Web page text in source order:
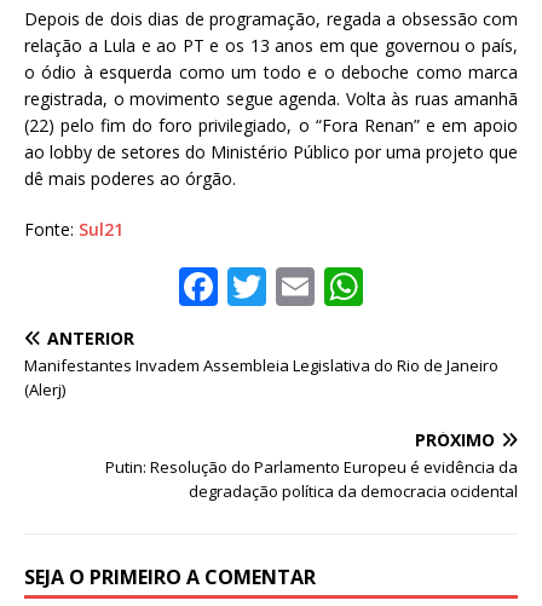
Depois de dois dias de programação, regada a obsessão com
relação a Lula e ao PT e os 13 anos em que governou o país,
o ódio à esquerda como um todo e o deboche como marca
registrada, o movimento segue agenda. Volta às ruas amanhã
(22) pelo fim do foro privilegiado, o “Fora Renan” e em apoio
ao lobby de setores do Ministério Público por uma projeto que
dê mais poderes ao órgão.
Fonte: Sul21
F
a
c
o
k
T
w
it
E
m
ai at
p
ANTERIOR
Manifestantes Invadem Assembleia Legislativa do Rio de Janeiro
(Alerj)
PRÓXIMO
Putin: Resolução do Parlamento Europeu é evidência da
degradação política da democracia ocidental
SEJA O PRIMEIRO A COMENTAR